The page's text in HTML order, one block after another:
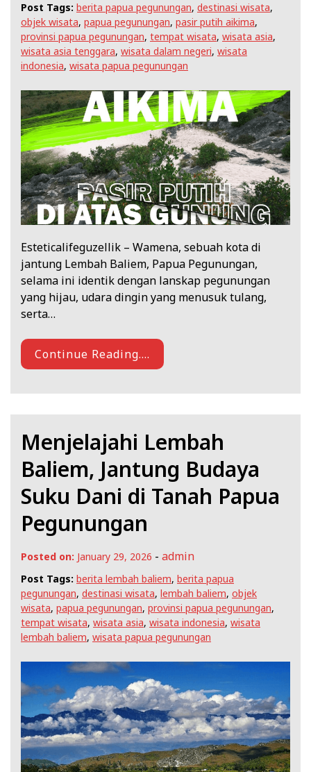
Post Tags: berita papua pegunungan, destinasi wisata,
objek wisata, papua pegunungan, pasir putih aikima,
provinsi papua pegunungan, tempat wisata, wisata asia,
wisata asia tenggara, wisata dalam negeri, wisata
indonesia, wisata papua pegunungan
Esteticalifeguzellik – Wamena, sebuah kota di
jantung Lembah Baliem, Papua Pegunungan,
selama ini identik dengan lanskap pegunungan
yang hijau, udara dingin yang menusuk tulang,
serta…
Continue Reading....
Menjelajahi Lembah
Baliem, Jantung Budaya
Suku Dani di Tanah Papua
Pegunungan
Posted on: January 29, 2026 - admin
Post Tags: berita lembah baliem, berita papua
pegunungan, destinasi wisata, lembah baliem, objek
wisata, papua pegunungan, provinsi papua pegunungan,
tempat wisata, wisata asia, wisata indonesia, wisata
lembah baliem, wisata papua pegunungan